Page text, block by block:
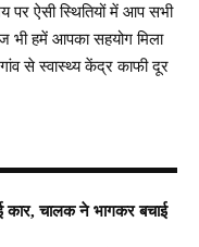
पर ऐसी स्थितियों में आप सभी
भी हमें आपका सहयोग मिला
से स्वास्थ्य केंद्र काफी दूर
चालक ने भागकर बचाई